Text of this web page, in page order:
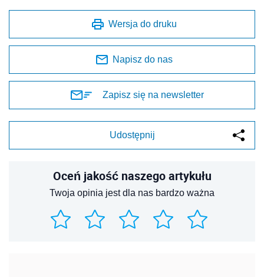
Wersja do druku
Napisz do nas
Zapisz się na newsletter
Udostępnij
Oceń jakość naszego artykułu
Twoja opinia jest dla nas bardzo ważna